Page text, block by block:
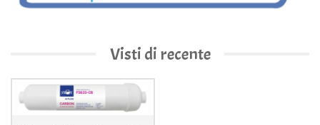
Visti di recente